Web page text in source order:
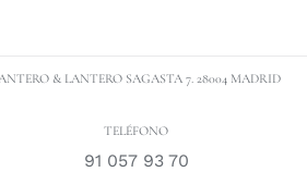
& LANTERO SAGASTA 7. 28004 MADRID
TELÉFONO
91 057 93 70